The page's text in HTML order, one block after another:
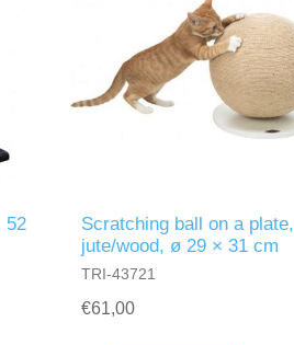
52
Scratching ball on a plate,
jute/wood, ø 29 × 31 cm
TRI-43721
€61,00